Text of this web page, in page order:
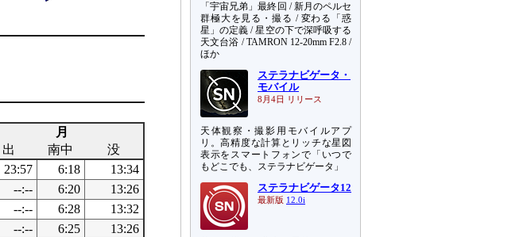
月
出 南中
没
23:57 6:18
13:34
--:-- 6:20
13:26
--:-- 6:28
13:32
--:-- 6:25
13:26
「宇宙兄弟」最終回 / 新月のペルセ
群極大を見る・撮る / 変わる「惑
星」の定義 / 星空の下で深呼吸する
天文台浴 / TAMRON 12-20mm F2.8 /
ほか
ステラナビゲータ・
モバイル
8月4日 リリース
天体観察・撮影用モバイルアプ
リ。高精度な計算とリッチな星図
表示をスマートフォンで「いつで
もどこでも、ステラナビゲータ」
ステラナビゲータ12
最新版 12.0i